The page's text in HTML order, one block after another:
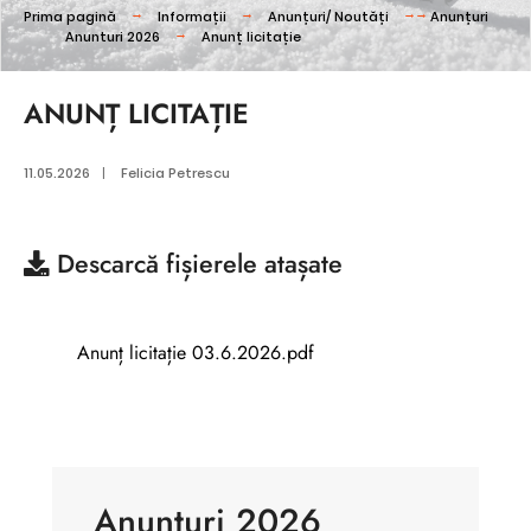
Prima pagină Informații Anunțuri/ Noutăți
Anunțuri
Anunturi 2026
Anunț licitație
ANUNȚ LICITAȚIE
11.05.2026 | Felicia Petrescu
Descarcă fișierele atașate
Anunț licitație 03.6.2026.pdf